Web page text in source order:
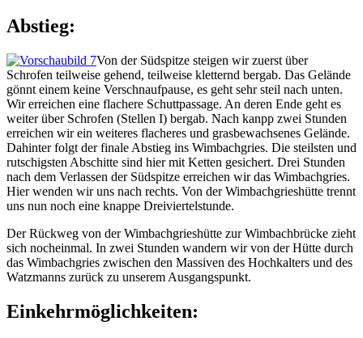
Abstieg:
Von der Südspitze steigen wir zuerst über
Schrofen teilweise gehend, teilweise kletternd bergab. Das Gelände
gönnt einem keine Verschnaufpause, es geht sehr steil nach unten.
Wir erreichen eine flachere Schuttpassage. An deren Ende geht es
weiter über Schrofen (Stellen I) bergab. Nach kanpp zwei Stunden
erreichen wir ein weiteres flacheres und grasbewachsenes Gelände.
Dahinter folgt der finale Abstieg ins Wimbachgries. Die steilsten und
rutschigsten Abschitte sind hier mit Ketten gesichert. Drei Stunden
nach dem Verlassen der Südspitze erreichen wir das Wimbachgries.
Hier wenden wir uns nach rechts. Von der Wimbachgrieshütte trennt
uns nun noch eine knappe Dreiviertelstunde.
Der Rückweg von der Wimbachgrieshütte zur Wimbachbrücke zieht
sich nocheinmal. In zwei Stunden wandern wir von der Hütte durch
das Wimbachgries zwischen den Massiven des Hochkalters und des
Watzmanns zurück zu unserem Ausgangspunkt.
Einkehrmöglichkeiten: